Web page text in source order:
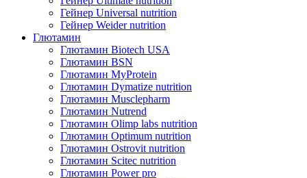
Гейнер Universal nutrition
Гейнер Weider nutrition
Глютамин
Глютамин Biotech USA
Глютамин BSN
Глютамин MyProtein
Глютамин Dymatize nutrition
Глютамин Musclepharm
Глютамин Nutrend
Глютамин Olimp labs nutrition
Глютамин Optimum nutrition
Глютамин Ostrovit nutrition
Глютамин Scitec nutrition
Глютамин Power pro